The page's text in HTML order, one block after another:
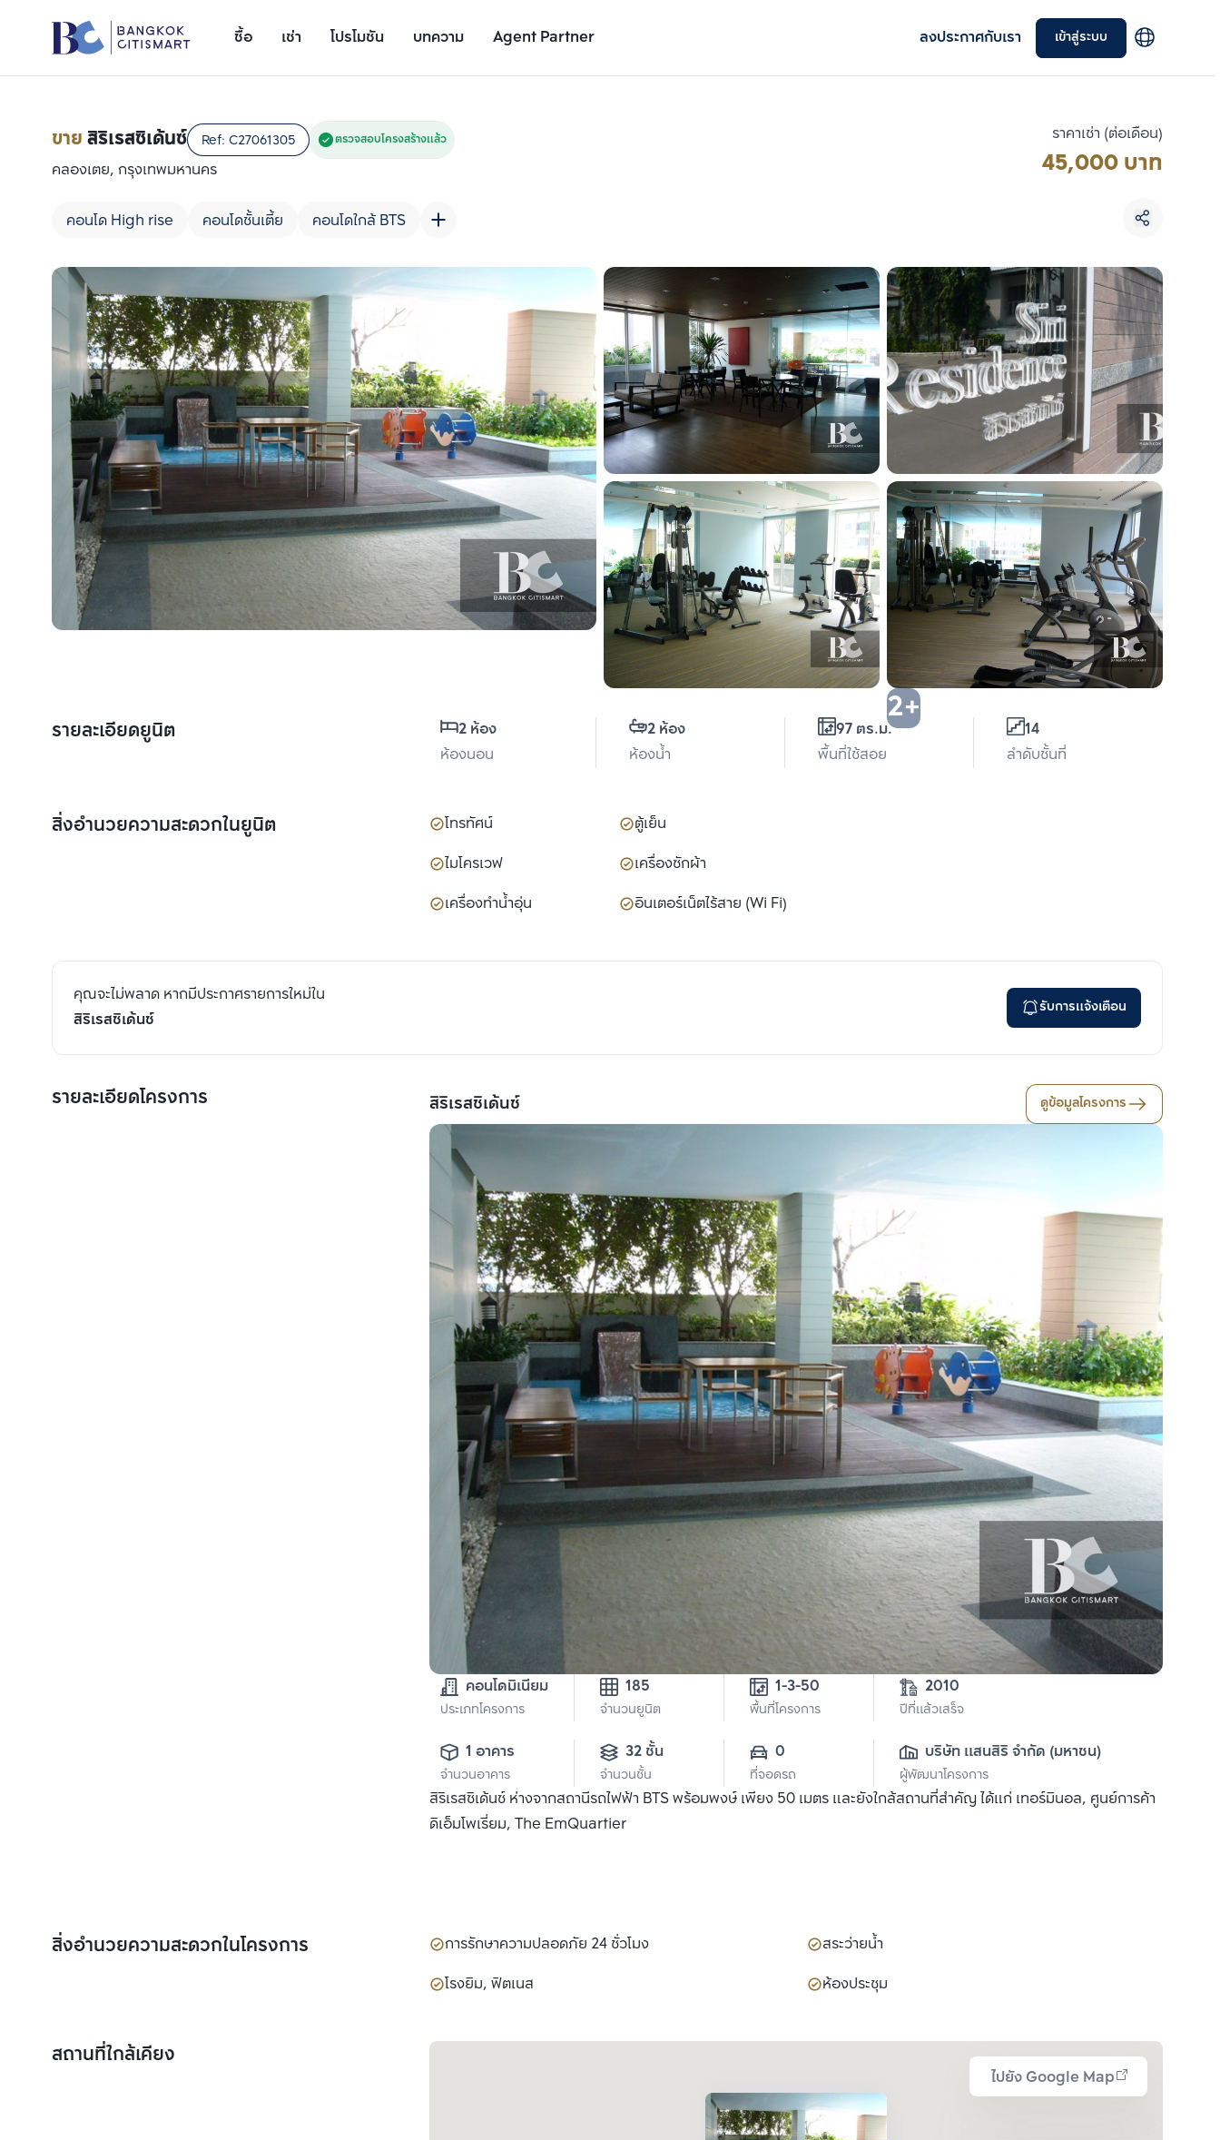
ซื้อ เช่า โปรโมชัน บทความ Agent Partner ลงประกาศกับเรา เข้าสู่ระบบ
รายละเอียดยูนิต
ขายสิริเรสซิเด้นซ์ Ref: C27061305 ตรวจสอบโครงสร้างแล้ว
คลองเตย, กรุงเทพมหานคร
คอนโด High rise คอนโดชั้นเตี้ย คอนโดใกล้ BTS
ราคาเช่า (ต่อเดือน)
45,000 บาท
2+
รายละเอียดยูนิต
2 ห้อง
ห้องนอน
2 ห้อง
ห้องน้ำ
97 ตร.ม.
พื้นที่ใช้สอย
14
ลำดับชั้นที่
สิ่งอำนวยความสะดวกในยูนิต โทรทัศน์
ตู้เย็น
ไมโครเวฟ
เครื่องซักผ้า
เครื่องทำน้ำอุ่น
อินเตอร์เน็ตไร้สาย (Wi Fi)
คุณจะไม่พลาด หากมีประกาศรายการใหม่ใน
สิริเรสซิเด้นซ์
รับการแจ้งเตือน
รายละเอียดโครงการ สิริเรสซิเด้นซ์ ดูข้อมูลโครงการ
คอนโดมิเนียม
ประเภทโครงการ
185
จำนวนยูนิต
1-3-50
พื้นที่โครงการ
2010
ปีที่แล้วเสร็จ
1 อาคาร
จำนวนอาคาร
32 ชั้น
จำนวนชั้น
0
ที่จอดรถ
บริษัท แสนสิริ จำกัด (มหาชน)
ผู้พัฒนาโครงการ
สิริเรสซิเด้นซ์ ห่างจากสถานีรถไฟฟ้า BTS พร้อมพงษ์ เพียง 50 เมตร และยังใกล้สถานที่สำคัญ ได้แก่ เทอร์มินอล, ศูนย์การค้า
ดิเอ็มโพเรี่ยม, The EmQuartier
สิ่งอำนวยความสะดวกในโครงการ การรักษาความปลอดภัย 24 ชั่วโมง
สระว่ายน้ำ
โรงยิม, ฟิตเนส
ห้องประชุม
สถานที่ใกล้เคียง
ไปยัง Google Map
เพิ่มยูนิตเปรียบเทียบ
รายการที่ 1
เพิ่มยูนิตเปรียบเทียบ
เพิ่มยูนิตเปรียบเทียบ
รายการที่ 3
เลือกยูนิตเพื่อเปรียบเทียบ
เลือกได้สูงสุด 3 รายการ
เปรียบเทียบ
ลบทั้งหมด